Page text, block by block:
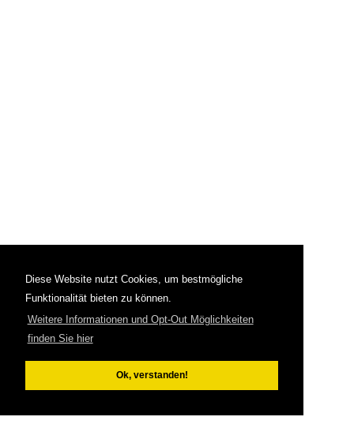
Diese Website nutzt Cookies, um bestmögliche
Funktionalität bieten zu können.
Weitere Informationen und Opt-Out Möglichkeiten
finden Sie hier
Ok, verstanden!